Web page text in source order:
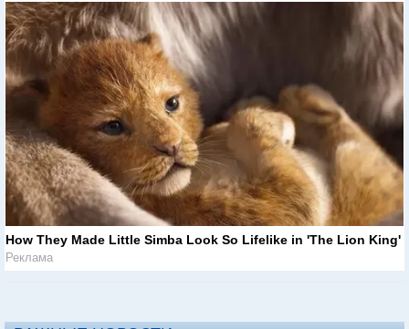
How They Made Little Simba Look So Lifelike in 'The Lion King'
Реклама